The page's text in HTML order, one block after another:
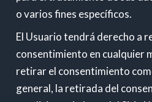
o varios fines específicos.
El Usuario tendrá derecho a
consentimiento en cualquier
retirar el consentimiento
general, la retirada del